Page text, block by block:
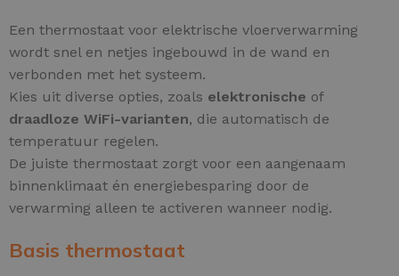
Een thermostaat voor elektrische vloerverwarming
wordt snel en netjes ingebouwd in de wand en
verbonden met het systeem.
Kies uit diverse opties, zoals elektronische of
draadloze WiFi-varianten, die automatisch de
temperatuur regelen.
De juiste thermostaat zorgt voor een aangenaam
binnenklimaat én energiebesparing door de
verwarming alleen te activeren wanneer nodig.
Basis thermostaat